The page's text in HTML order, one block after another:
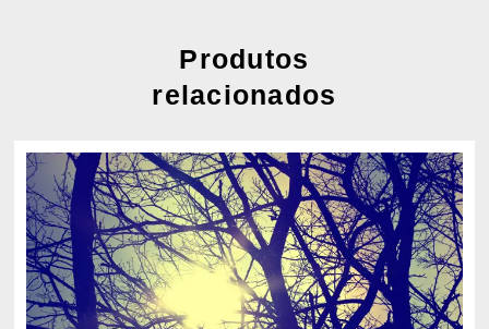
Produtos
relacionados